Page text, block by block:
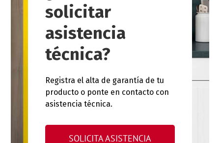
solicitar
asistencia
técnica?
Registra el alta de garantía de tu
producto o ponte en contacto con
asistencia técnica.
SOLICITA ASISTENCIA